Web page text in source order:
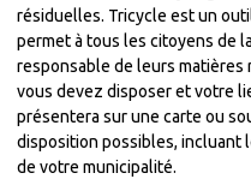
résiduelles. Tricycle est un
permet à tous les citoyens de
responsable de leurs
vous devez disposer et votre
présentera sur une carte ou
disposition possibles,
de votre municipalité.